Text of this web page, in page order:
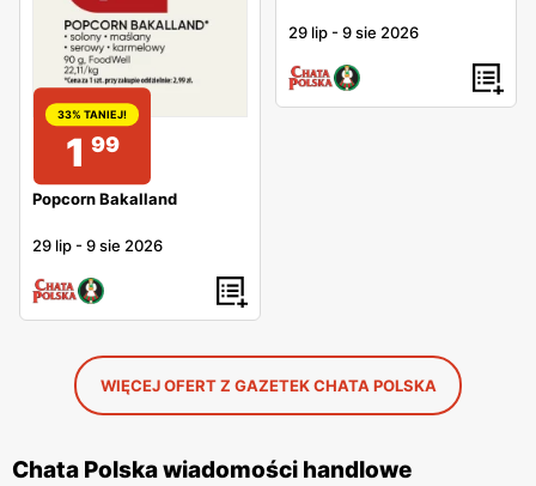
33% TANIEJ!
1 99
Popcorn Bakalland
29 lip -9 sie 2026
29 lip -9 sie 2026
WIĘCEJ OFERT Z GAZETEK CHATA POLSKA
Chata Polska wiadomości handlowe